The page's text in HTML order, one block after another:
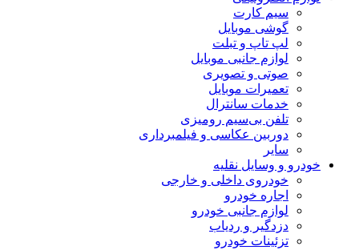
سیم کارت
گوشی موبایل
لپ تاپ و تبلت
لوازم جانبی موبایل
صوتی و تصویری
تعمیرات موبایل
خدمات سانترال
تلفن بی‌سیم رومیزی
دوربین عکاسی و فیلمبرداری
سایر
خودرو و وسایل نقلیه
خودروی داخلی و خارجی
اجاره خودرو
لوازم جانبی خودرو
دزدگیر و ردیاب
تزئینات خودرو